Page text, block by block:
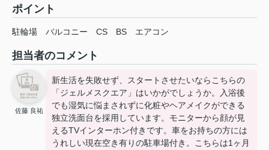
ポイント
駐輪場 バルコニー CS BS エアコン
担当者のコメント
佐藤 良祐
新生活を失敗せず、スタートさせたいならこちらの
「ジェルメスクエア」はいかがでしょうか。入浴後
でも湿気に悩まされずに化粧やヘアメイクができる
独立洗面台を採用しています。モニターから顔が見
えるTVインターホン付きです。車をお持ちの方には
うれしい現在空き有りの駐車場付き。こちらは1ヶ月